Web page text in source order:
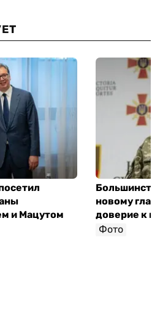
и Мацутом
новому
доверие к
Фото